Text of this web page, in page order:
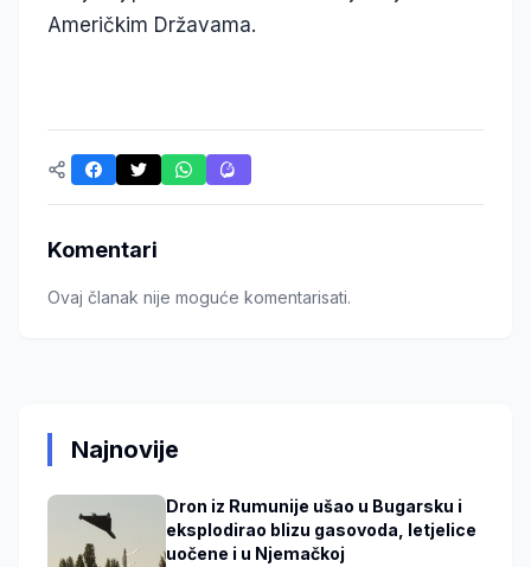
Američkim Državama.
Komentari
Ovaj članak nije moguće komentarisati.
Najnovije
Dron iz Rumunije ušao u Bugarsku i
eksplodirao blizu gasovoda, letjelice
uočene i u Njemačkoj